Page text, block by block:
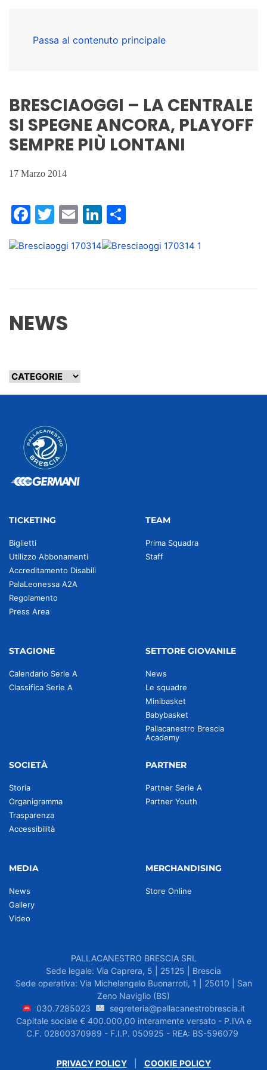
Passa al contenuto principale
BRESCIAOGGI – LA CENTRALE
SI SPEGNE ANCORA, PLAYOFF
SEMPRE PIÙ LONTANI
17 Marzo 2014
Facebook
Twitter
EmailLinkedIn
NEWS
TICKETING
Biglietti
Utilizzo Abbonamenti
Accreditamento Disabili
PalaLeonessa A2A
Regolamento
Press Area
TEAM
Prima Squadra
Staff
STAGIONE
Calendario Serie A
Classifica Serie A
SETTORE GIOVANILE
News
Le squadre
Minibasket
Babybasket
Pallacanestro Brescia
Academy
SOCIETÀ
Storia
Organigramma
Trasparenza
Accessibilità
PARTNER
Partner Serie A
Partner Youth
MEDIA
News
Gallery
Video
MERCHANDISING
Store Online
PALLACANESTRO BRESCIA SRL
Sede legale: Via Caprera, 5 | 25125 | Brescia
Sede operativa: Via Michelangelo Buonarroti, 1 | 25010 | San
Zeno Naviglio (BS)
030.7285023
segreteria@pallacanestrobrescia.it
Capitale sociale € 400.000,00 interamente versato - P.IVA e
C.F. 02800370989 - F.I.P. 050925 - REA: BS-596079
PRIVACY POLICY| COOKIE POLICY